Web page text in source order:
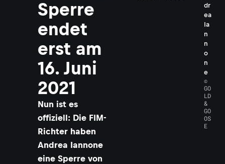
Sperre
endet
erst am
16. Juni
2021
Nun ist es
offiziell: Die FIM-
Richter haben
Andrea Iannone
eine Sperre von
dr
ea
Ia
n
n
o
n
e
©
GO
LD
&
GO
OS
E